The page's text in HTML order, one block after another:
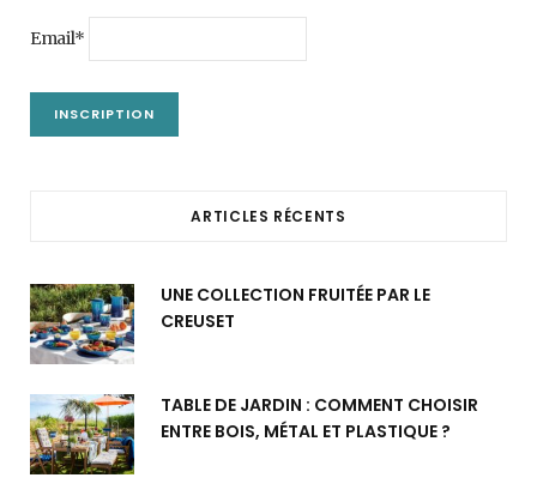
Email*
ARTICLES RÉCENTS
UNE COLLECTION FRUITÉE PAR LE
CREUSET
TABLE DE JARDIN : COMMENT CHOISIR
ENTRE BOIS, MÉTAL ET PLASTIQUE ?